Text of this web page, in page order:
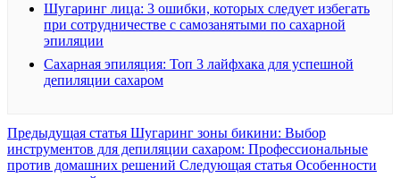
Шугаринг лица: 3 ошибки, которых следует избегать
при сотрудничестве с самозанятыми по сахарной
эпиляции
Сахарная эпиляция: Топ 3 лайфхака для успешной
депиляции сахаром
Предыдущая статья Предыдущая
запись:
Шугаринг зоны бикини: Выбор
инструментов для депиляции сахаром: Профессиональные
против домашних решений Следующая статья Следующая
Особенности